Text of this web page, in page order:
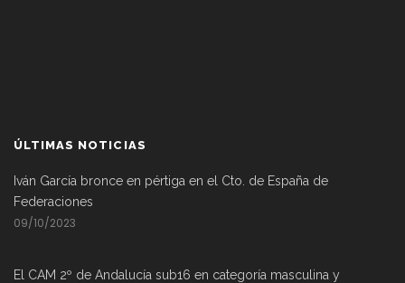
ÚLTIMAS NOTICIAS
Iván García bronce en pértiga en el Cto. de España de
Federaciones
09/10/2023
El CAM 2º de Andalucía sub16 en categoría masculina y